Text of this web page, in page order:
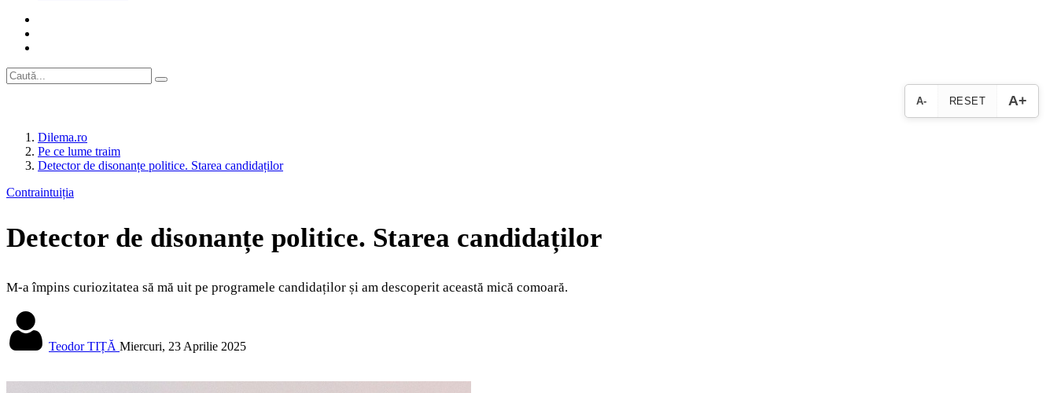
A- RESET A+
Dilema.ro
Pe ce lume traim
Detector de disonanțe politice. Starea candidaților
Contraintuiția
Detector de disonanțe politice. Starea candidaților
M-a împins curiozitatea să mă uit pe programele candidaților și am descoperit această mică comoară.
Teodor TIȚĂ Miercuri, 23 Aprilie 2025